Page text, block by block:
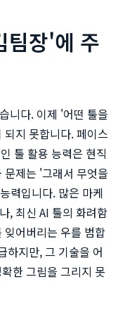
팀장'에 주
니다. 이제 '어떤 툴을
지 못합니다. 페이스
툴 활용 능력은 현직
문제는 '그래서 무엇을
력입니다. 많은 마케
, 최신 AI 툴의 화려함
잊어버리는 우를 범합
하지만, 그 기술을 어
한 그림을 그리지 못